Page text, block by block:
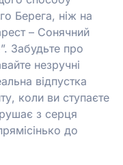
Берега, ніж на
– Сонячний
Забудьте про
незручні
відпустка
коли ви ступаєте
з серця
до